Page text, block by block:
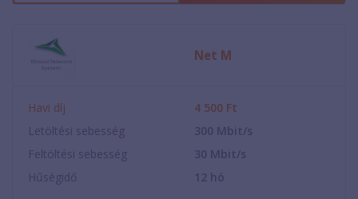
Net M
Havi díj 4 500 Ft
Letöltési sebesség
300 Mbit/s
Feltöltési sebesség
30 Mbit/s
Hűségidő
12 hó